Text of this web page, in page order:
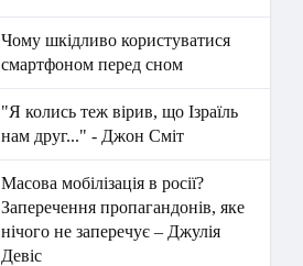
Чому шкідливо користуватися
смартфоном перед сном
"Я колись теж вірив, що Ізраїль
нам друг..." - Джон Сміт
Масова мобілізація в росії?
Заперечення пропагандонів, яке
нічого не заперечує – Джулія
Девіс